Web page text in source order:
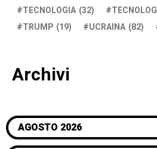
TECNOLOGIA (32)
TRUMP (19) UCRAINA (82)
Archivi
AGOSTO 2026